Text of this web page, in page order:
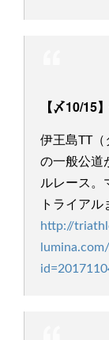
【〆10/15
伊王島TT
の一般公道
ルレース。
トライアル
http://